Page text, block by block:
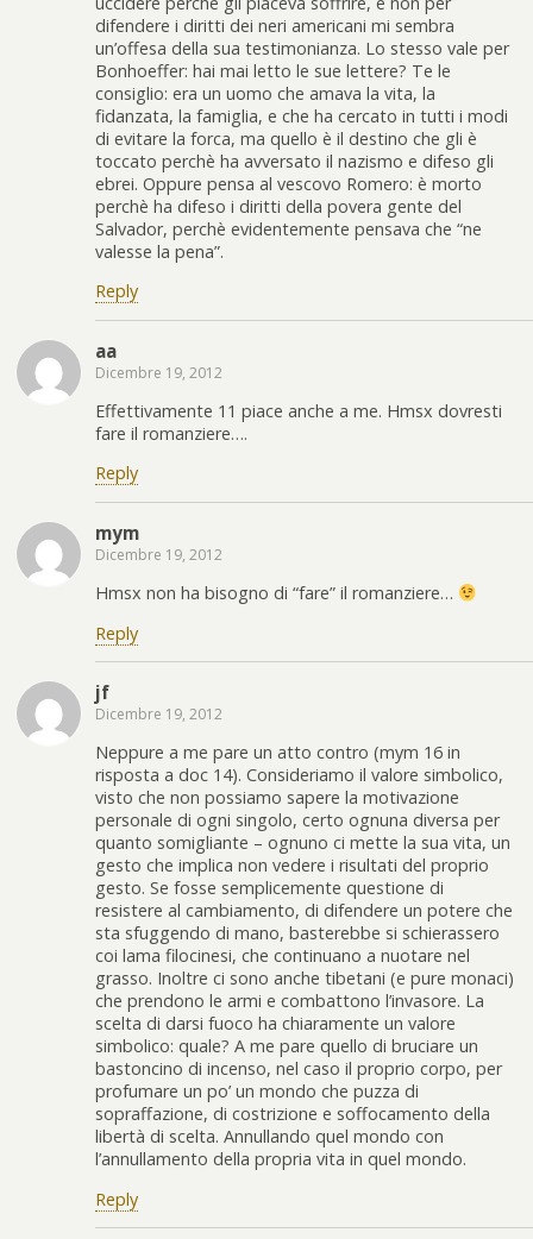
difendere i diritti dei neri americani mi sembra
un’offesa della sua testimonianza. Lo stesso vale per
Bonhoeffer: hai mai letto le sue lettere? Te le
consiglio: era un uomo che amava la vita, la
fidanzata, la famiglia, e che ha cercato in tutti i modi
di evitare la forca, ma quello è il destino che gli è
toccato perchè ha avversato il nazismo e difeso gli
ebrei. Oppure pensa al vescovo Romero: è morto
perchè ha difeso i diritti della povera gente del
Salvador, perchè evidentemente pensava che “ne
valesse la pena”.
Reply
aa
Dicembre 19, 2012
Effettivamente 11 piace anche a me. Hmsx dovresti
fare il romanziere….
Reply
mym
Dicembre 19, 2012
Hmsx non ha bisogno di “fare” il romanziere…
Reply
jf
Dicembre 19, 2012
Neppure a me pare un atto contro (mym 16 in
risposta a doc 14). Consideriamo il valore simbolico,
visto che non possiamo sapere la motivazione
personale di ogni singolo, certo ognuna diversa per
quanto somigliante – ognuno ci mette la sua vita, un
gesto che implica non vedere i risultati del proprio
gesto. Se fosse semplicemente questione di
resistere al cambiamento, di difendere un potere che
sta sfuggendo di mano, basterebbe si schierassero
coi lama filocinesi, che continuano a nuotare nel
grasso. Inoltre ci sono anche tibetani (e pure monaci)
che prendono le armi e combattono l’invasore. La
scelta di darsi fuoco ha chiaramente un valore
simbolico: quale? A me pare quello di bruciare un
bastoncino di incenso, nel caso il proprio corpo, per
profumare un po’ un mondo che puzza di
sopraffazione, di costrizione e soffocamento della
libertà di scelta. Annullando quel mondo con
l’annullamento della propria vita in quel mondo.
Reply